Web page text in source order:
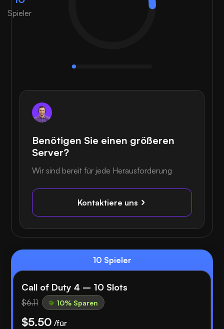
Spieler
Benötigen Sie einen größeren
Server?
Wir sind bereit für jede Herausforderung
Kontaktiere uns
10 Spieler
Call of Duty 4 – 10 Slots
$6.11 10% Sparen
$5.50 /für